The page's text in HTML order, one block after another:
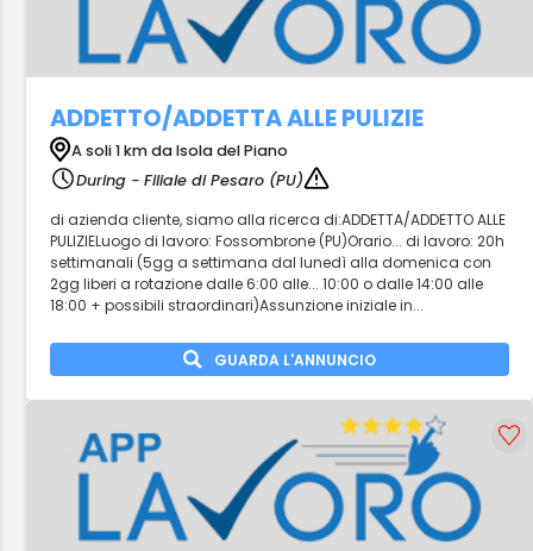
ADDETTO/ADDETTA ALLE PULIZIE
A soli 1 km da Isola del Piano
During - Filiale di Pesaro (PU)
di azienda cliente, siamo alla ricerca di:ADDETTA/ADDETTO ALLE
PULIZIELuogo di lavoro: Fossombrone (PU)Orario... di lavoro: 20h
settimanali (5gg a settimana dal lunedì alla domenica con
2gg liberi a rotazione dalle 6:00 alle... 10:00 o dalle 14:00 alle
18:00 + possibili straordinari)Assunzione iniziale in...
GUARDA L'ANNUNCIO